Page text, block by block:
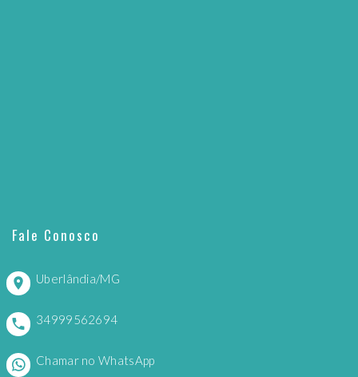
Fale Conosco
Uberlândia/MG
34999562694
Chamar no WhatsApp